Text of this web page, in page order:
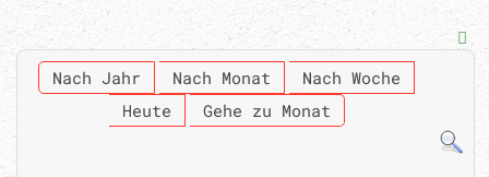
Nach Jahr Nach Monat
Nach Woche
Heute
Gehe zu Monat